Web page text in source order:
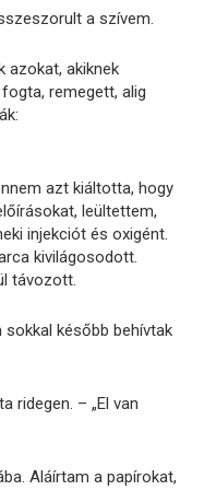
a szívem.
azokat, akiknek
remegett, alig
azt kiáltotta, hogy
leültettem,
injekciót és oxigént.
kivilágosodott.
távozott.
később behívtak
ridegen. – „El van
Aláírtam a papírokat,